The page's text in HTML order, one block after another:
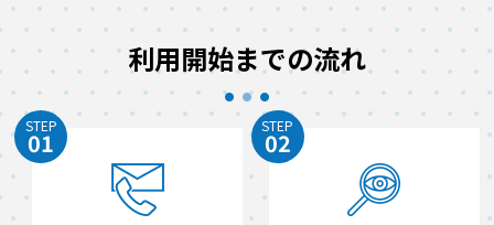
利用開始までの流れ
STEP
01
STEP
02